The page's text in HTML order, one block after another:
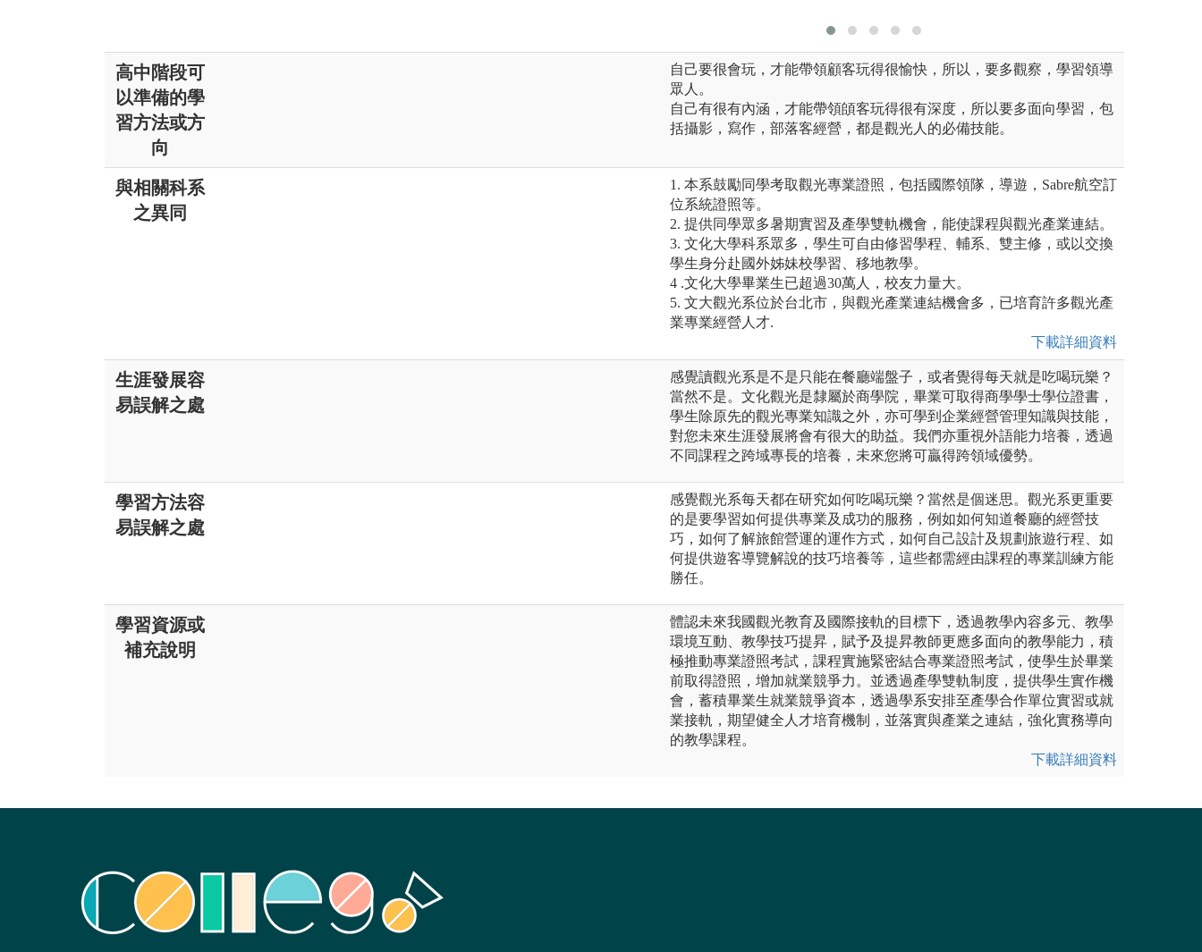
高中階段可
以準備的學
習方法或方
向
自己要很會玩，才能帶領顧客玩得很愉快，所以，要多觀察，學習領導
眾人。
自己有很有內涵，才能帶領頧客玩得很有深度，所以要多面向學習，包
括攝影，寫作，部落客經營，都是觀光人的必備技能。
與相關科系
之異同
1. 本系鼓勵同學考取觀光專業證照，包括國際領隊，導遊，Sabre航空訂
位系統證照等。
2. 提供同學眾多暑期實習及產學雙軌機會，能使課程與觀光產業連結。
3. 文化大學科系眾多，學生可自由修習學程、輔系、雙主修，或以交換
學生身分赴國外姊妹校學習、移地教學。
4 .文化大學畢業生已超過30萬人，校友力量大。
5. 文大觀光系位於台北市，與觀光產業連結機會多，已培育許多觀光產
業專業經營人才.
下載詳細資料
生涯發展容
易誤解之處
感覺讀觀光系是不是只能在餐廳端盤子，或者覺得每天就是吃喝玩樂？
當然不是。文化觀光是隸屬於商學院，畢業可取得商學學士學位證書，
學生除原先的觀光專業知識之外，亦可學到企業經營管理知識與技能，
對您未來生涯發展將會有很大的助益。我們亦重視外語能力培養，透過
不同課程之跨域專長的培養，未來您將可贏得跨領域優勢。
學習方法容
易誤解之處
感覺觀光系每天都在研究如何吃喝玩樂？當然是個迷思。觀光系更重要
的是要學習如何提供專業及成功的服務，例如如何知道餐廳的經營技
巧，如何了解旅館營運的運作方式，如何自己設計及規劃旅遊行程、如
何提供遊客導覽解說的技巧培養等，這些都需經由課程的專業訓練方能
勝任。
學習資源或
補充說明
體認未來我國觀光教育及國際接軌的目標下，透過教學內容多元、教學
環境互動、教學技巧提昇，賦予及提昇教師更應多面向的教學能力，積
極推動專業證照考試，課程實施緊密結合專業證照考試，使學生於畢業
前取得證照，增加就業競爭力。並透過產學雙軌制度，提供學生實作機
會，蓄積畢業生就業競爭資本，透過學系安排至產學合作單位實習或就
業接軌，期望健全人才培育機制，並落實與產業之連結，強化實務導向
的教學課程。
下載詳細資料